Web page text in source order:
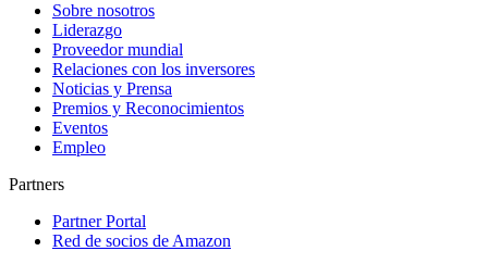
Sobre nosotros
Liderazgo
Proveedor mundial
Relaciones con los inversores
Noticias y Prensa
Premios y Reconocimientos
Eventos
Empleo
Partners
Partner Portal
Red de socios de Amazon